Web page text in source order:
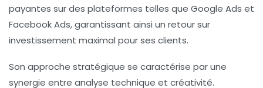
payantes sur des plateformes telles que Google Ads et
Facebook Ads, garantissant ainsi un retour sur
investissement maximal pour ses clients.
Son approche stratégique se caractérise par une
synergie entre analyse technique et créativité.